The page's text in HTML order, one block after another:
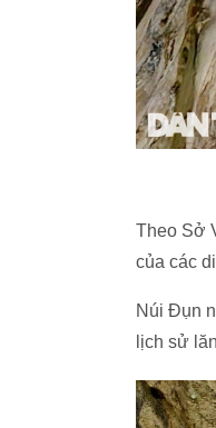
Theo Sở
của các
Núi Đụn
lịch sử